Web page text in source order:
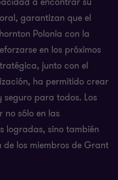
garantizan que el
Polonia con la
en los próximos
junto con el
ha permitido crear
para todos. Los
no sólo en las
logradas, sino también
los miembros de Grant